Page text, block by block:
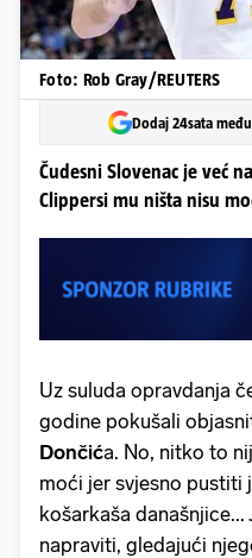
Foto: Rob Gray/REUTERS
Dodaj 24sata
Čudesni Slovenac je već
Clippersi mu ništa nisu
Uz suluda opravdanja
godine pokušali
Dončića. No, nitko to
moći jer svjesno pustiti
košarkaša
napraviti, gledajući